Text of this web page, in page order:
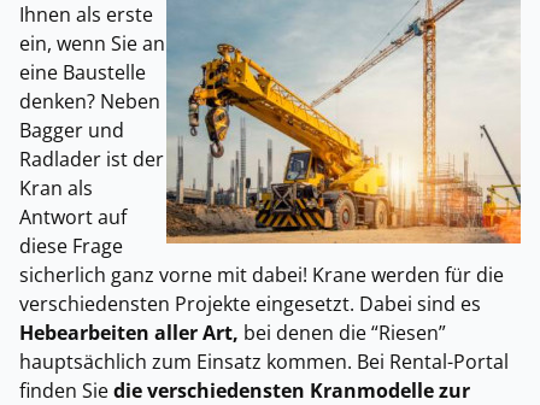
Ihnen als erste
ein, wenn Sie an
eine Baustelle
denken? Neben
Bagger und
Radlader ist der
Kran als
Antwort auf
diese Frage
sicherlich ganz vorne mit dabei! Krane werden für die
verschiedensten Projekte eingesetzt. Dabei sind es
Hebearbeiten aller Art, bei denen die “Riesen”
hauptsächlich zum Einsatz kommen. Bei Rental-Portal
finden Siedie verschiedensten Kranmodelle zur